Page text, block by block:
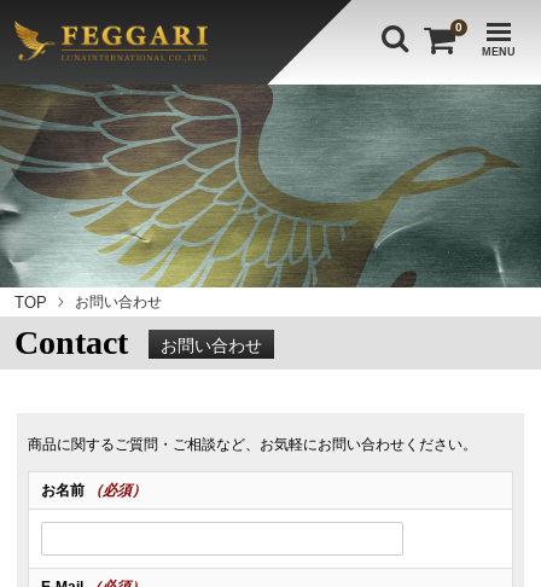
MENU
0
TOP お問い合わせ
Contact お問い合わせ
商品に関するご質問・ご相談など、お気軽にお問い合わせください。
お名前 （必須）